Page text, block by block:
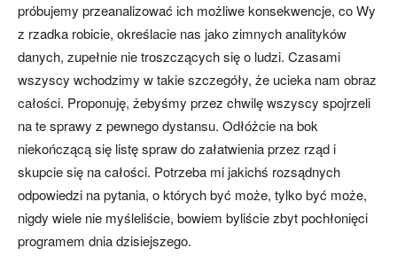
próbujemy przeanalizować ich możliwe konsekwencje, co Wy
z rzadka robicie, określacie nas jako zimnych analityków
danych, zupełnie nie troszczących się o ludzi. Czasami
wszyscy wchodzimy w takie szczegóły, że ucieka nam obraz
całości. Proponuję, żebyśmy przez chwilę wszyscy spojrzeli
na te sprawy z pewnego dystansu. Odłóżcie na bok
niekończącą się listę spraw do załatwienia przez rząd i
skupcie się na całości. Potrzeba mi jakichś rozsądnych
odpowiedzi na pytania, o których być może, tylko być może,
nigdy wiele nie myśleliście, bowiem byliście zbyt pochłonięci
programem dnia dzisiejszego.